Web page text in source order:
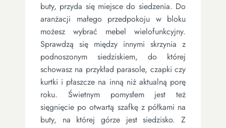
buty, przyda się miejsce do siedzenia. Do
aranżacji małego przedpokoju w bloku
możesz wybrać mebel wielofunkcyjny.
Sprawdzą się między innymi skrzynia z
podnoszonym siedziskiem, do której
schowasz na przykład parasole, czapki czy
kurtki i płaszcze na inną niż aktualną porę
roku. Świetnym pomysłem jest też
sięgnięcie po otwartą szafkę z półkami na
buty, na której górze jest siedzisko. Z